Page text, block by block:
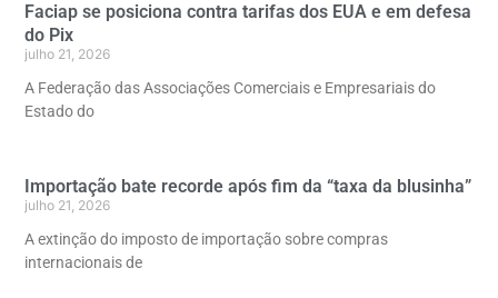
Faciap se posiciona contra tarifas dos EUA e em defesa
do Pix
julho 21, 2026
A Federação das Associações Comerciais e Empresariais do
Estado do
Importação bate recorde após fim da “taxa da blusinha”
julho 21, 2026
A extinção do imposto de importação sobre compras
internacionais de